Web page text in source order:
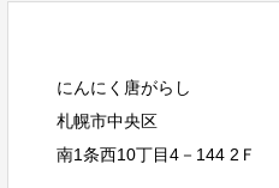
にんにく唐がらし
札幌市中央区
南1条西10丁目4－144 2Ｆ